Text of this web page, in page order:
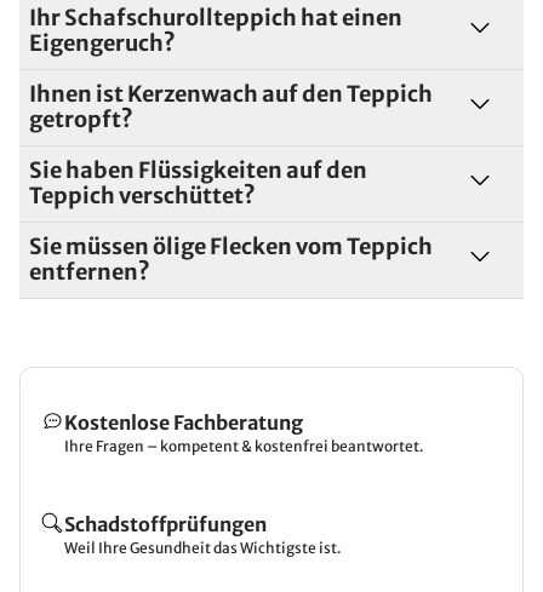
Ihr Schafschurollteppich hat einen
Eigengeruch?
Ihnen ist Kerzenwach auf den Teppich
getropft?
Sie haben Flüssigkeiten auf den
Teppich verschüttet?
Sie müssen ölige Flecken vom Teppich
entfernen?
Kostenlose Fachberatung
Ihre Fragen – kompetent & kostenfrei beantwortet.
Schadstoffprüfungen
Weil Ihre Gesundheit das Wichtigste ist.